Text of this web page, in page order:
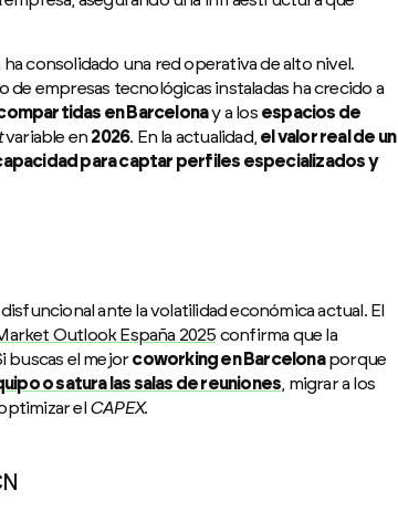
consolidado una red operativa de alto nivel.
empresas tecnológicas instaladas ha crecido a
en Barcelonay a los espacios de
variable en 2026. En la actualidad, el valor real de un
para captar perfiles especializados y
ante la volatilidad económica actual. El
Outlook España 2025 confirma que la
buscas el mejorcoworking en Barcelonaporque
o satura las salas de reuniones , migrar a los
el CAPEX.